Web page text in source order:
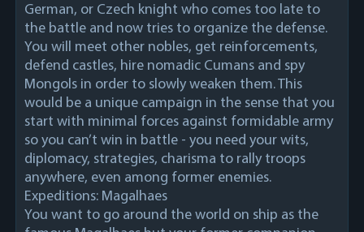
German, or Czech knight who comes too late to
the battle and now tries to organize the defense.
You will meet other nobles, get reinforcements,
defend castles, hire nomadic Cumans and spy
Mongols in order to slowly weaken them. This
would be a unique campaign in the sense that you
start with minimal forces against formidable army
so you can’t win in battle - you need your wits,
diplomacy, strategies, charisma to rally troops
anywhere, even among former enemies.
Expeditions: Magalhaes
You want to go around the world on ship as the